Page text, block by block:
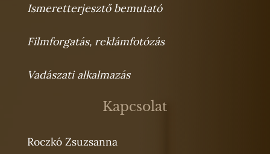
Ismeretterjesztő bemutató
Filmforgatás, reklámfotózás
Vadászati alkalmazás
Kapcsolat
Roczkó Zsuzsanna